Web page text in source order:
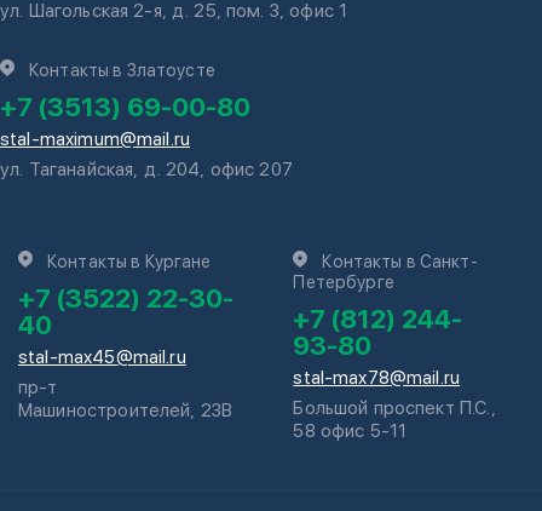
ул. Шагольская 2-я, д. 25, пом. 3, офис 1
Контакты в Златоусте
+7 (3513) 69-00-80
stal-maximum@mail.ru
ул. Таганайская, д. 204, офис 207
Контакты в Кургане
+7 (3522) 22-30-
40
stal-max45@mail.ru
пр-т
Машиностроителей, 23В
Контакты в Санкт-
Петербурге
+7 (812) 244-
93-80
stal-max78@mail.ru
Большой проспект П.С.,
58 офис 5-11